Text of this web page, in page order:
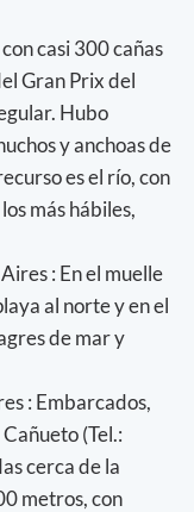
casi 300 cañas
Gran Prix del
Hubo
y anchoas de
es el río, con
más hábiles,
: En el muelle
al norte y en el
de mar y
: Embarcados,
(Tel.:
cerca de la
metros, con